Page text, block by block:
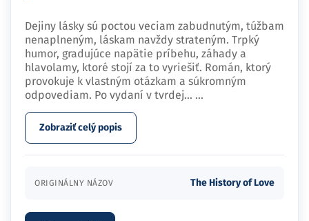
Dejiny lásky sú poctou veciam zabudnutým, túžbam
nenaplneným, láskam navždy strateným. Trpký
humor, gradujúce napätie príbehu, záhady a
hlavolamy, ktoré stojí za to vyriešiť. Román, ktorý
provokuje k vlastným otázkam a súkromným
odpovediam. Po vydaní v tvrdej… ...
Zobraziť celý popis
ORIGINÁLNY NÁZOV The History of Love